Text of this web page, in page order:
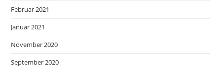
Februar 2021
Januar 2021
November 2020
September 2020